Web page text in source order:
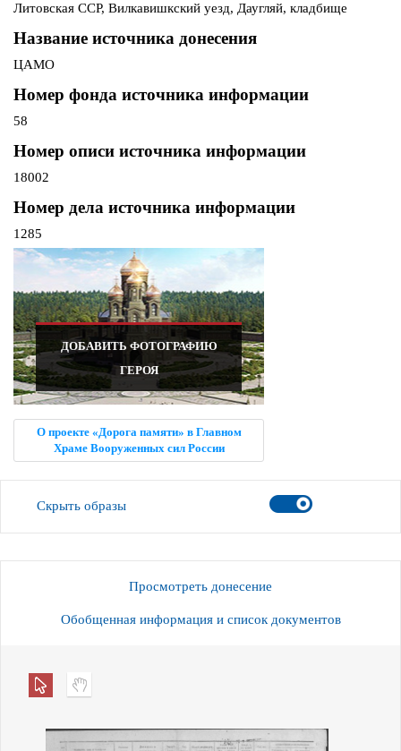
Литовская ССР, Вилкавишкский уезд, Даугляй, кладбище
Название источника донесения
ЦАМО
Номер фонда источника информации
58
Номер описи источника информации
18002
Номер дела источника информации
1285
ДОБАВИТЬ ФОТОГРАФИЮ
ГЕРОЯ
О проекте «Дорога памяти» в Главном
Храме Вооруженных сил России
Скрыть образы
Просмотреть донесение
Обобщенная информация и список документов